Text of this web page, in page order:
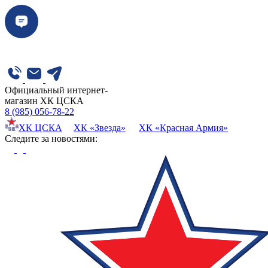
Официальный интернет-
магазин ХК ЦСКА
8 (985) 056-78-22
ХК ЦСКА
ХК «Звезда»
ХК «Красная Армия»
Cледите за новостями: